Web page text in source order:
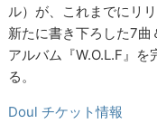
ル）が、これまでにリ
新たに書き下ろした7
アルバム『W.O.L.F』
る。
Doul チケット情報